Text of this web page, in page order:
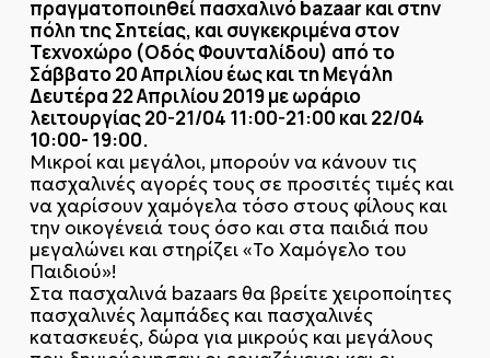
πραγματοποιηθεί πασχαλινό bazaar και στην
πόλη της Σητείας, και συγκεκριμένα στον
Τεχνοχώρο (Οδός Φουνταλίδου) από το
Σάββατο 20 Απριλίου έως και τη Μεγάλη
Δευτέρα 22 Απριλίου 2019 με ωράριο
λειτουργίας 20-21/04 11:00-21:00 και 22/04
10:00- 19:00.
Μικροί και μεγάλοι, μπορούν να κάνουν τις
πασχαλινές αγορές τους σε προσιτές τιμές και
να χαρίσουν χαμόγελα τόσο στους φίλους και
την οικογένειά τους όσο και στα παιδιά που
μεγαλώνει και στηρίζει «Το Χαμόγελο του
Παιδιού»!
Στα πασχαλινά bazaars θα βρείτε χειροποίητες
πασχαλινές λαμπάδες και πασχαλινές
κατασκευές, δώρα για μικρούς και μεγάλους